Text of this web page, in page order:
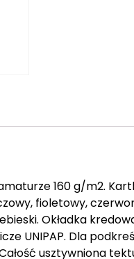
160 g/m2.
fioletowy,
Okładka
UNIPAP. Dla
usztywniona